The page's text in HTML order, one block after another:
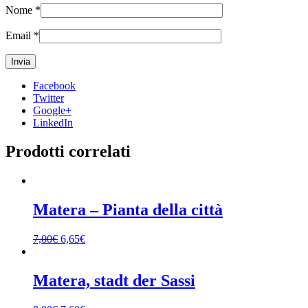
Nome *
Email *
Facebook
Twitter
Google+
LinkedIn
Prodotti correlati
Matera – Pianta della città
7,00€ 6,65€
Matera, stadt der Sassi